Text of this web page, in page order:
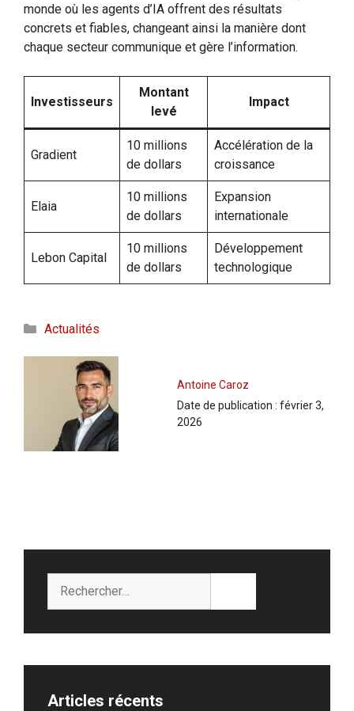
monde où les agents d’IA offrent des résultats
concrets et fiables, changeant ainsi la manière dont
chaque secteur communique et gère l’information.
Investisseurs
Montant
levé
Impact
Gradient
10 millions
de dollars
Accélération de la
croissance
Elaia
10 millions
de dollars
Expansion
internationale
Lebon Capital
10 millions
de dollars
Développement
technologique
Catégories
Actualités
Antoine Caroz
Date de publication : février 3,
2026
Articles récents